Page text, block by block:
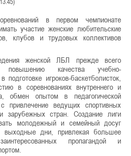
в первом чемпионате
участие женские любительские
клубов и трудовых коллективов
женской ЛБЛ прежде всего
повышению качества учебно-
подготовке игроков-баскетболисток,
в соревнованиях внутреннего и
обмен опытом в педагогической
привлечение ведущих спортивных
зарубежных стран. Создание лиги
молодежный и семейный досуг
выходные дни, привлекая большее
пропагандой и